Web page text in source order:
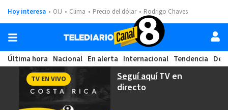
Hoy interesa OIJ Clima Precio del dólar Rodrigo Chaves
Última hora Nacional En alerta Internacional Tendencia
Seguí aquíTV en
directo
TV EN VIVO